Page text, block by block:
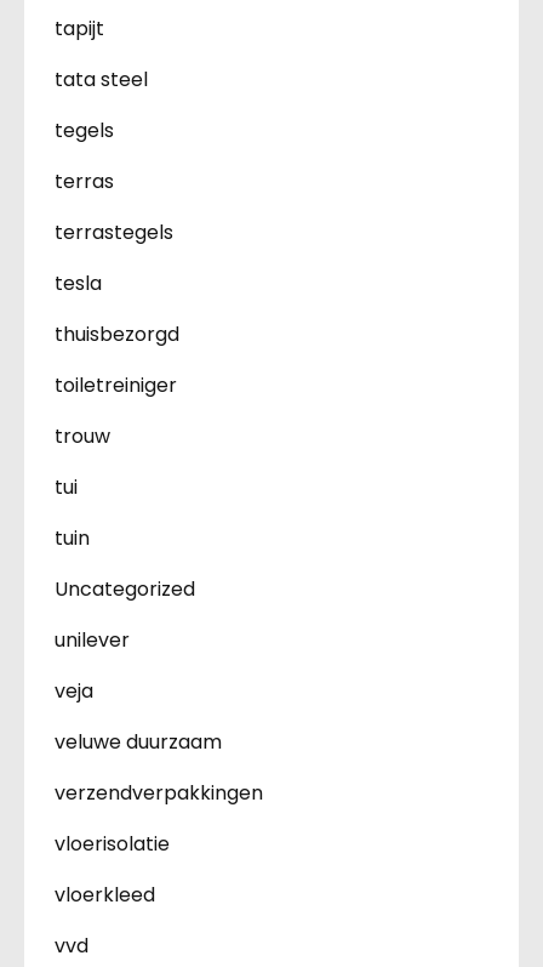
tapijt
tata steel
tegels
terras
terrastegels
tesla
thuisbezorgd
toiletreiniger
trouw
tui
tuin
Uncategorized
unilever
veja
veluwe duurzaam
verzendverpakkingen
vloerisolatie
vloerkleed
vvd